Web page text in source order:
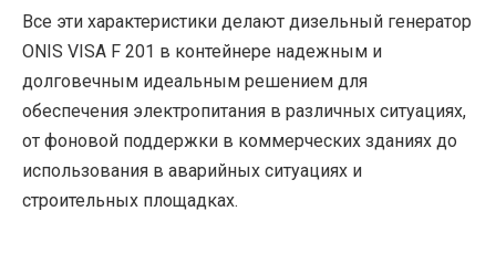
Все эти характеристики делают дизельный генератор
ONIS VISA F 201 в контейнере надежным и
долговечным идеальным решением для
обеспечения электропитания в различных ситуациях,
от фоновой поддержки в коммерческих зданиях до
использования в аварийных ситуациях и
строительных площадках.